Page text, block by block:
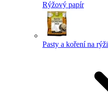
Rýžový papír
Pasty a koření na rýži